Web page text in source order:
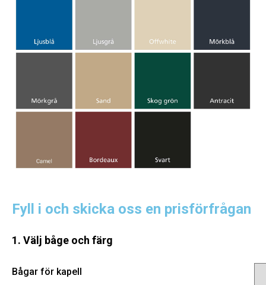
Fyll i och skicka oss en prisförfrågan
1. Välj båge och färg
Bågar för kapell